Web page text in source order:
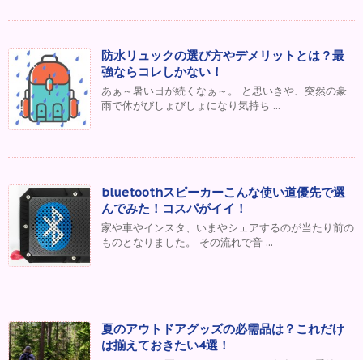
防水リュックの選び方やデメリットとは？最
強ならコレしかない！
あぁ～暑い日が続くなぁ～。 と思いきや、突然の豪
雨で体がびしょびしょになり気持ち ...
bluetoothスピーカーこんな使い道優先で選
んでみた！コスパがイイ！
家や車やインスタ、いまやシェアするのが当たり前の
ものとなりました。 その流れで音 ...
夏のアウトドアグッズの必需品は？これだけ
は揃えておきたい4選！